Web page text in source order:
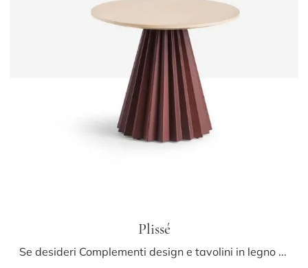
Plissé
Se desideri Complementi design e tavolini in legno scopri di più sul modello Plissé della firma Midj.